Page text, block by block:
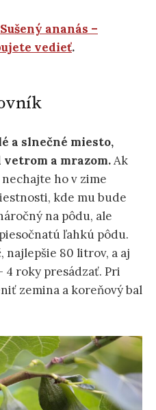
Sušený ananás –
vedieť.
a slnečné miesto,
a mrazom.Ak
ho v zime
kde mu bude
na pôdu, ale
ľahkú pôdu.
80 litrov, a aj
4 roky presádzať. Pri
zemina a koreňový bal